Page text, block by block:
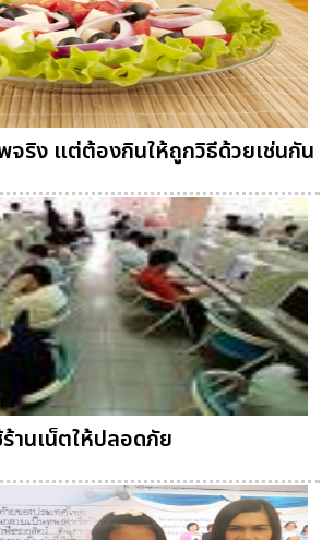
ริง แต่ต้องกินให้ถูกวิธีด้วยเช่นกัน
ร้านเน็ตให้ปลอดภัย